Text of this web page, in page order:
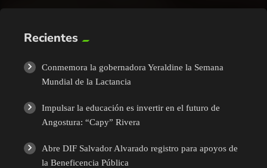
Recientes
Conmemora la gobernadora Yeraldine la Semana
Mundial de la Lactancia
Impulsar la educación es invertir en el futuro de
Angostura: “Capy” Rivera
Abre DIF Salvador Alvarado registro para apoyos de
la Beneficencia Pública